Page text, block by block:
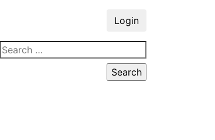
Login